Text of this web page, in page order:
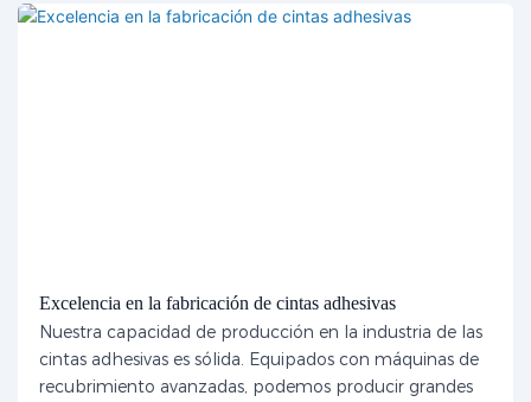
Excelencia en la fabricación de cintas adhesivas
Nuestra capacidad de producción en la industria de las
cintas adhesivas es sólida. Equipados con máquinas de
recubrimiento avanzadas, podemos producir grandes